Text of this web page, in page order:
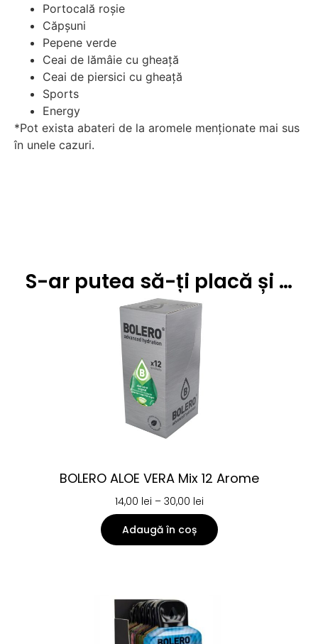
Portocală roșie
Căpșuni
Pepene verde
Ceai de lămâie cu gheață
Ceai de piersici cu gheață
Sports
Energy
*Pot exista abateri de la aromele menționate mai sus
în unele cazuri.
S-ar putea să-ți placă și …
BOLERO ALOE VERA Mix 12 Arome
14,00 lei – 30,00 lei
Adaugă în coș